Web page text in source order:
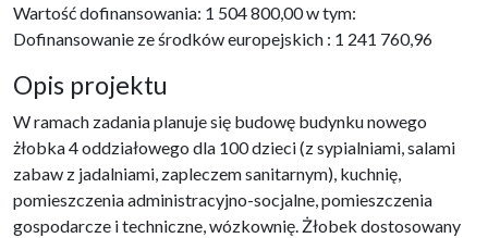
Wartość dofinansowania: 1 504 800,00 w tym:
Dofinansowanie ze środków europejskich : 1 241 760,96
Opis projektu
W ramach zadania planuje się budowę budynku nowego
żłobka 4 oddziałowego dla 100 dzieci (z sypialniami, salami
zabaw z jadalniami, zapleczem sanitarnym), kuchnię,
pomieszczenia administracyjno-socjalne, pomieszczenia
gospodarcze i techniczne, wózkownię. Żłobek dostosowany